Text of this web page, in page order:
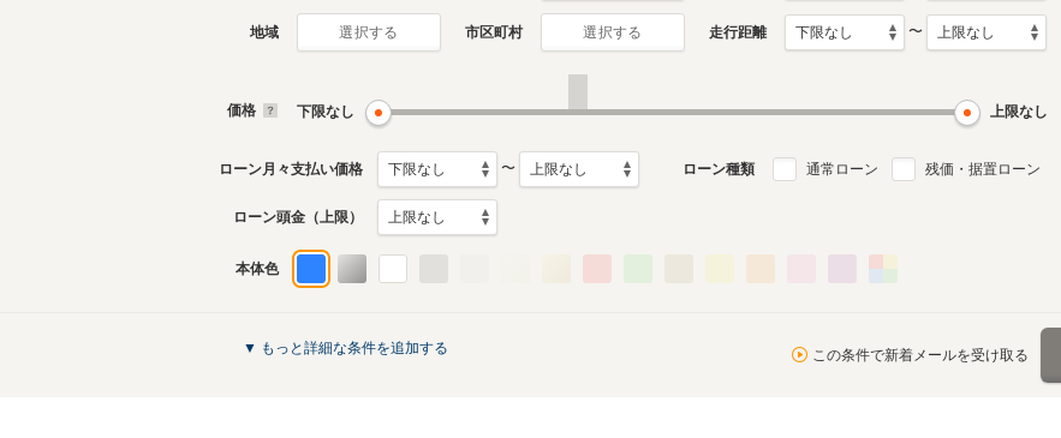
生産モデル
ミラージュセダンのカタログを見る
地域 選択する 市区町村 選択する 走行距離 〜
価格 下限なし 上限なし
ローン月々支払い価格 〜 ローン種類 通常ローン 残価・据置ローン
ローン頭金（上限）
本体色
▼ もっと詳細な条件を追加する この条件で新着メールを受け取る